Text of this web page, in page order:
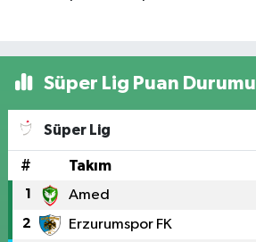
Süper Lig Puan Durumu
Süper Lig
# Takım
1 Amed
2 Erzurumspor FK